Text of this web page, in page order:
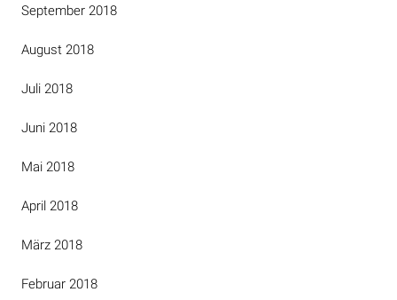
September 2018
August 2018
Juli 2018
Juni 2018
Mai 2018
April 2018
März 2018
Februar 2018